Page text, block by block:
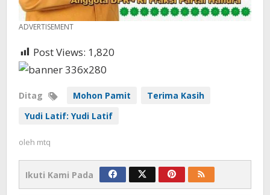
ADVERTISEMENT
Post Views: 1,820
Ditag Mohon Pamit
Terima Kasih
Yudi Latif: Yudi Latif
oleh mtq
Ikuti Kami Pada